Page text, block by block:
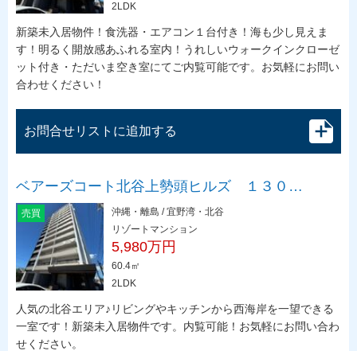
2LDK
新築未入居物件！食洗器・エアコン１台付き！海も少し見えま
す！明るく開放感あふれる室内！うれしいウォークインクローゼ
ット付き・ただいま空き室にてご内覧可能です。お気軽にお問い
合わせください！
お問合せリストに追加する
ベアーズコート北谷上勢頭ヒルズ １３０…
売買
沖縄・離島 / 宜野湾・北谷
リゾートマンション
5,980万円
60.4㎡
2LDK
人気の北谷エリア♪リビングやキッチンから西海岸を一望できる
一室です！新築未入居物件です。内覧可能！お気軽にお問い合わ
せください。